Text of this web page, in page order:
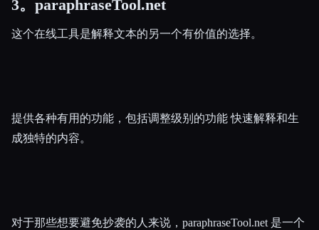
3。paraphraseTool.net
这个在线工具是解释文本的另一个有价值的选择。
提供各种有用的功能，包括调整级别的功能 快速解释和生
成独特的内容。
对于那些想要避免抄袭的人来说，paraphraseTool.net 是一个